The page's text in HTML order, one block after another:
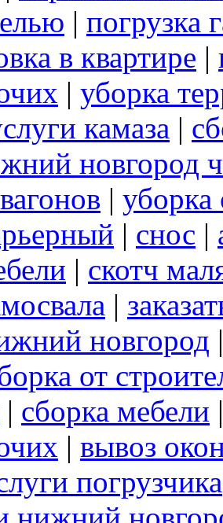
| погрузка
в квартире |
| уборка
камаза |
новгород
| уборка
| снос |
| скотч
|
новгород
от
| сборка мебели
| вывоз
погрузчика